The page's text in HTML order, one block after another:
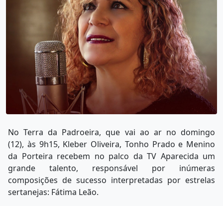
No Terra da Padroeira, que vai ao ar no domingo
(12), às 9h15, Kleber Oliveira, Tonho Prado e Menino
da Porteira recebem no palco da TV Aparecida um
grande talento, responsável por inúmeras
composições de sucesso interpretadas por estrelas
sertanejas: Fátima Leão.